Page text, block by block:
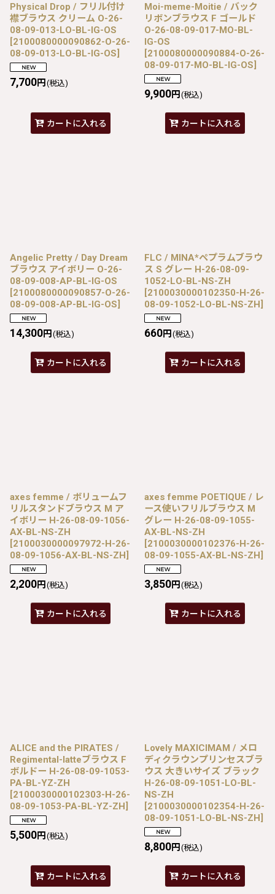
Physical Drop / フリル付け
襟ブラウス クリーム O-26-
08-09-013-LO-BL-IG-OS
[2100080000090862-O-26-
08-09-013-LO-BL-IG-OS]
7,700円 (税込)
カートに入れる
Moi-meme-Moitie / バック
リボンブラウス F ゴールド
O-26-08-09-017-MO-BL-
IG-OS
[2100080000090884-O-26-
08-09-017-MO-BL-IG-OS]
9,900円 (税込)
カートに入れる
Angelic Pretty / Day Dream
ブラウス アイボリー O-26-
08-09-008-AP-BL-IG-OS
[2100080000090857-O-26-
08-09-008-AP-BL-IG-OS]
14,300円 (税込)
カートに入れる
FLC / MINA*ペプラムブラウ
ス S グレー H-26-08-09-
1052-LO-BL-NS-ZH
[2100030000102350-H-26-
08-09-1052-LO-BL-NS-ZH]
660円 (税込)
カートに入れる
axes femme / ボリュームフ
リルスタンドブラウス M ア
イボリー H-26-08-09-1056-
AX-BL-NS-ZH
[2100030000097972-H-26-
08-09-1056-AX-BL-NS-ZH]
2,200円 (税込)
カートに入れる
axes femme POETIQUE / レ
ース使いフリルブラウス M
グレー H-26-08-09-1055-
AX-BL-NS-ZH
[2100030000102376-H-26-
08-09-1055-AX-BL-NS-ZH]
3,850円 (税込)
カートに入れる
ALICE and the PIRATES /
Regimental-latteブラウス F
ボルドー H-26-08-09-1053-
PA-BL-YZ-ZH
[2100030000102303-H-26-
08-09-1053-PA-BL-YZ-ZH]
5,500円 (税込)
カートに入れる
Lovely MAXICIMAM / メロ
ディクラウンプリンセスブラ
ウス 大きいサイズ ブラック
H-26-08-09-1051-LO-BL-
NS-ZH
[2100030000102354-H-26-
08-09-1051-LO-BL-NS-ZH]
8,800円 (税込)
カートに入れる